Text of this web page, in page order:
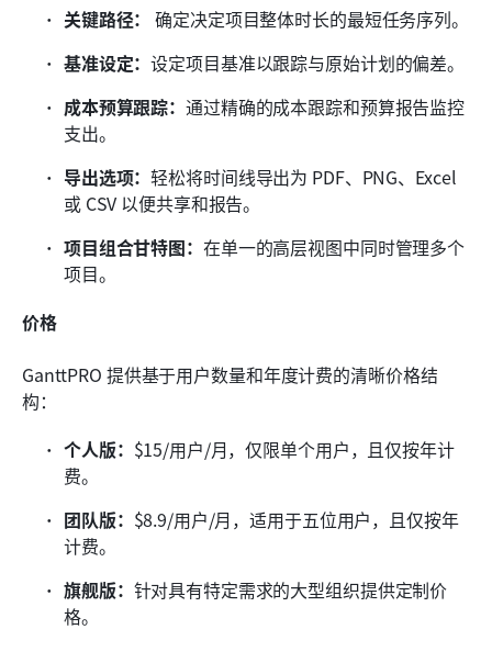
关键路径： 确定决定项目整体时长的最短任务序列。
基准设定：设定项目基准以跟踪与原始计划的偏差。
成本预算跟踪：通过精确的成本跟踪和预算报告监控
支出。
导出选项：轻松将时间线导出为 PDF、PNG、Excel
或 CSV 以便共享和报告。
项目组合甘特图： 在单一的高层视图中同时管理多个
项目。
价格
GanttPRO 提供基于用户数量和年度计费的清晰价格结
构：
个人版： $15/用户/月，仅限单个用户，且仅按年计
费。
团队版： $8.9/用户/月，适用于五位用户，且仅按年
计费。
旗舰版： 针对具有特定需求的大型组织提供定制价
格。